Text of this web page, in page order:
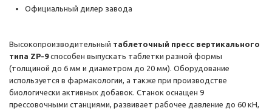
Официальный дилер завода
Высокопроизводительный таблеточный пресс вертикального
типа ZP-9способен выпускать таблетки разной формы
(толщиной до 6 мм и диаметром до 20 мм). Оборудование
используется в фармакологии, а также при производстве
биологически активных добавок. Станок оснащен 9
прессовочными станциями, развивает рабочее давление до 60 кН,